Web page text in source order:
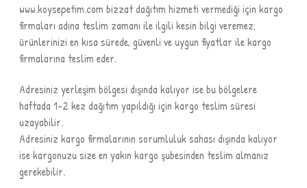
www.koysepetim.com bizzat dağıtım hizmeti vermediği için kargo
firmaları adına teslim zamanı ile ilgili kesin bilgi veremez;
ürünlerinizi en kısa sürede, güvenli ve uygun fiyatlar ile kargo
firmalarına teslim eder.
Adresiniz yerleşim bölgesi dışında kalıyor ise bu bölgelere
haftada 1-2 kez dağıtım yapıldığı için kargo teslim süresi
uzayabilir.
Adresiniz kargo firmalarının sorumluluk sahası dışında kalıyor
ise kargonuzu size en yakın kargo şubesinden teslim almanız
gerekebilir.